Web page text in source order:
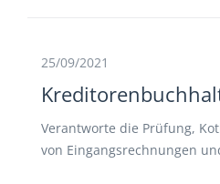
25/09/2021
Verantworte die Prüfung,
von Eingangsrechnungen